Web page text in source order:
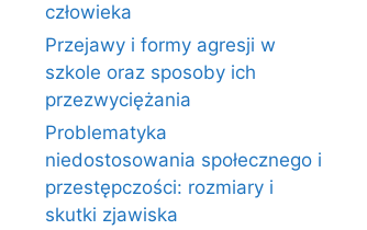
człowieka
Przejawy i formy agresji w
szkole oraz sposoby ich
przezwyciężania
Problematyka
niedostosowania społecznego i
przestępczości: rozmiary i
skutki zjawiska